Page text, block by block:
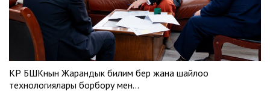
КР БШКнын Жарандык билим берүү жана шайлоо
технологиялары борбору мен…